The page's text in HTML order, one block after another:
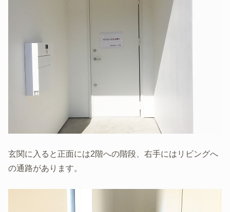
玄関に入ると正面には2階への階段、右手にはリビングへ
の通路があります。